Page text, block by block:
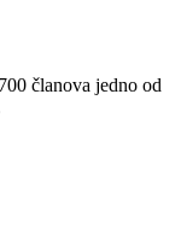
članova jedno od